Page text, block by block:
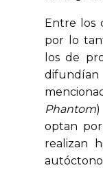
Entre los
por lo
los de
Phantom)
optan
realizan